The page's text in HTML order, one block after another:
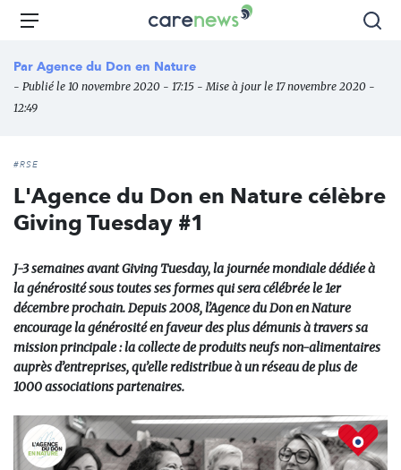
Aller
principal
Carenews,
média
des
Menu
Par Agence du Don en Nature
- Publié le 10 novembre 2020 - 17:15 - Mise à jour le 17 novembre 2020 -
12:49
#RSE
L'Agence du Don en Nature célèbre
Giving Tuesday #1
J-3 semaines avant Giving Tuesday, la journée mondiale dédiée à
la générosité sous toutes ses formes qui sera célébrée le 1er
décembre prochain. Depuis 2008, l’Agence du Don en Nature
encourage la générosité en faveur des plus démunis à travers sa
mission principale : la collecte de produits neufs non-alimentaires
auprès d’entreprises, qu’elle redistribue à un réseau de plus de
1000 associations partenaires.